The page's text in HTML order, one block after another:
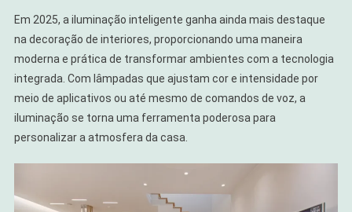
Em 2025, a iluminação inteligente ganha ainda mais destaque
na decoração de interiores, proporcionando uma maneira
moderna e prática de transformar ambientes com a tecnologia
integrada. Com lâmpadas que ajustam cor e intensidade por
meio de aplicativos ou até mesmo de comandos de voz, a
iluminação se torna uma ferramenta poderosa para
personalizar a atmosfera da casa.